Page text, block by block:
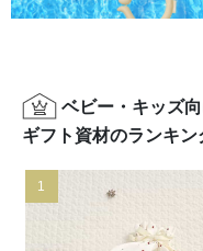
ベビー・キッズ
ギフト資材のランキン
1